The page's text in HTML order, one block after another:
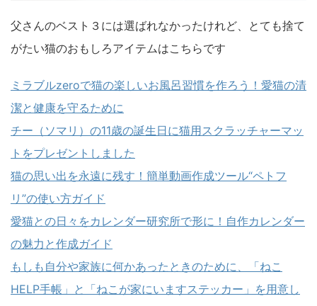
父さんのベスト３には選ばれなかったけれど、とても捨て
がたい猫のおもしろアイテムはこちらです
ミラブルzeroで猫の楽しいお風呂習慣を作ろう！愛猫の清
潔と健康を守るために
チー（ソマリ）の11歳の誕生日に猫用スクラッチャーマッ
トをプレゼントしました
猫の思い出を永遠に残す！簡単動画作成ツール“ペトフ
リ”の使い方ガイド
愛猫との日々をカレンダー研究所で形に！自作カレンダー
の魅力と作成ガイド
もしも自分や家族に何かあったときのために、「ねこ
HELP手帳」と「ねこが家にいますステッカー」を用意し